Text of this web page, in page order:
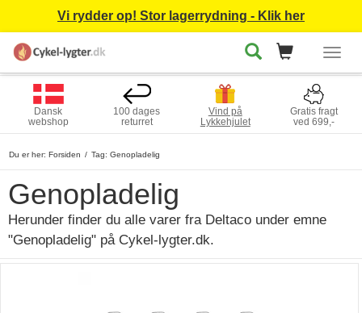
Vi rydder op! Stor lagerrydning - Klik her
Dansk
webshop
100 dages
returret
Vind på
Lykkehjulet
Gratis fragt
ved 699,-
Du er her: Forsiden Tag: Genopladelig
Genopladelig
Herunder finder du alle varer fra Deltaco under emne
"Genopladelig" på Cykel-lygter.dk.